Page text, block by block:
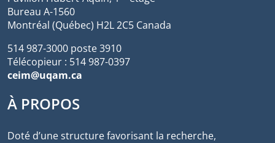
Bureau A-1560
Montréal (Québec) H2L 2C5 Canada
514 987-3000 poste 3910
Télécopieur : 514 987-0397
ceim@uqam.ca
À PROPOS
Doté d’une structure favorisant la recherche,